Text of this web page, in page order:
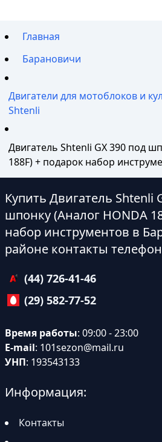
Главная
Барановичи
Двигатели для мотоблоков и
Shtenli
Двигатель Shtenli GX 390 под
188F) + подарок набор
Купить Двигатель Shtenli
шпонку (Аналог HONDA
набор инструментов в
районе контакты
(44) 726-41-46
(29) 582-77-52
Время работы: 09:00 - 23:00
E-mail: 101sezon@mail.ru
УНП: 193543133
Информация:
Контакты